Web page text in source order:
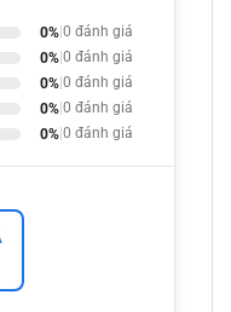
0% 0 đánh giá
0% 0 đánh giá
0% 0 đánh giá
0% 0 đánh giá
0% 0 đánh giá